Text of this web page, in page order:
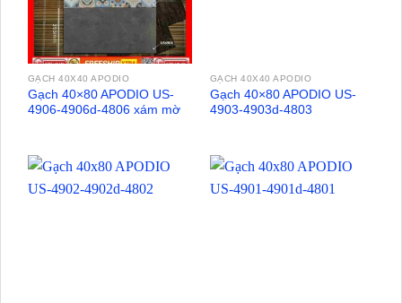
GẠCH 40X40 APODIO
Gạch 40×80 APODIO US-
4906-4906d-4806 xám mờ
GẠCH 40X40 APODIO
Gạch 40×80 APODIO US-
4903-4903d-4803